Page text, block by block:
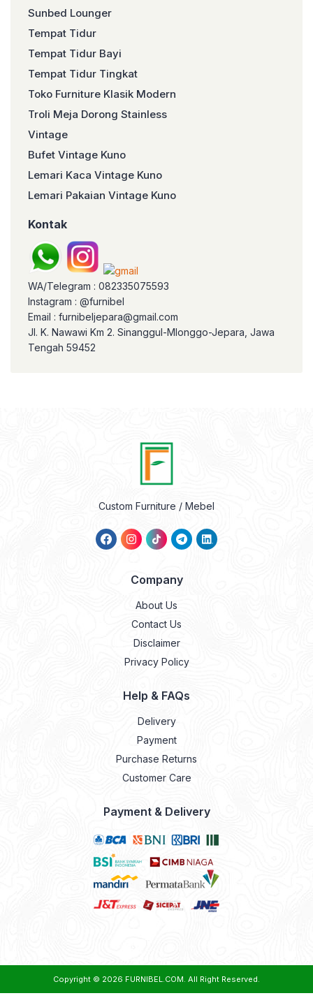
Sunbed Lounger
Tempat Tidur
Tempat Tidur Bayi
Tempat Tidur Tingkat
Toko Furniture Klasik Modern
Troli Meja Dorong Stainless
Vintage
Bufet Vintage Kuno
Lemari Kaca Vintage Kuno
Lemari Pakaian Vintage Kuno
Kontak
WA/Telegram : 082335075593
Instagram : @furnibel
Email : furnibeljepara@gmail.com
Jl. K. Nawawi Km 2. Sinanggul-Mlonggo-Jepara, Jawa
Tengah 59452
Custom Furniture / Mebel
Company
About Us
Contact Us
Disclaimer
Privacy Policy
Help & FAQs
Delivery
Payment
Purchase Returns
Customer Care
Payment & Delivery
Copyright © 2026 FURNIBEL.COM. All Right Reserved.